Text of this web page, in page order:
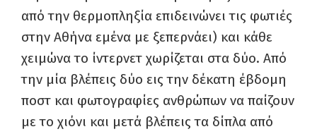
από την θερμοπληξία επιδεινώνει τις φωτιές
στην Αθήνα εμένα με ξεπερνάει) και κάθε
χειμώνα το ίντερνετ χωρίζεται στα δύο. Από
την μία βλέπεις δύο εις την δέκατη έβδομη
ποστ και φωτογραφίες ανθρώπων να παίζουν
με το χιόνι και μετά βλέπεις τα δίπλα από